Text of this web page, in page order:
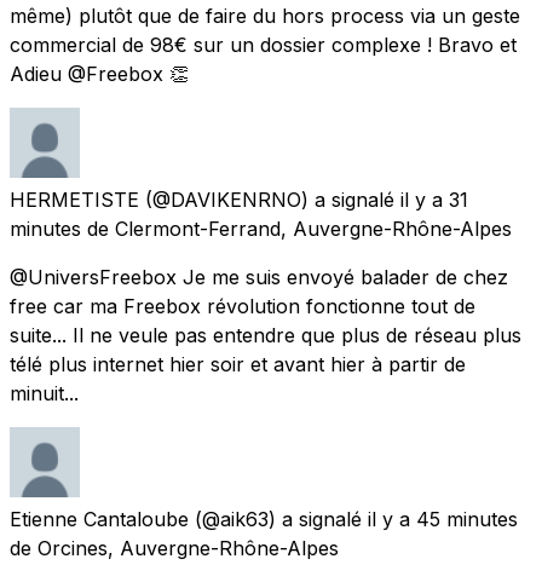
même) plutôt que de faire du hors process via un geste
commercial de 98€ sur un dossier complexe ! Bravo et
Adieu @Freebox 👏
HERMETISTE (@DAVIKENRNO) a signalé il y a 31
minutes de Clermont-Ferrand, Auvergne-Rhône-Alpes
@UniversFreebox Je me suis envoyé balader de chez
free car ma Freebox révolution fonctionne tout de
suite... Il ne veule pas entendre que plus de réseau plus
télé plus internet hier soir et avant hier à partir de
minuit...
Etienne Cantaloube (@aik63) a signalé il y a 45 minutes
de Orcines, Auvergne-Rhône-Alpes